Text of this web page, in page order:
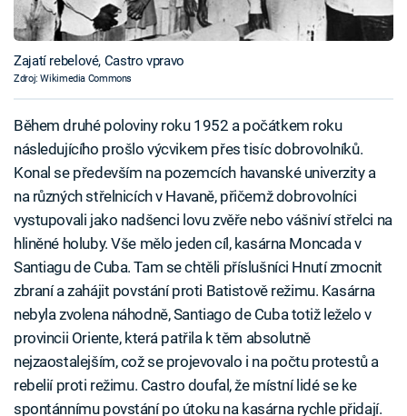
Zajatí rebelové, Castro vpravo
Zdroj: Wikimedia Commons
Během druhé poloviny roku 1952 a počátkem roku
následujícího prošlo výcvikem přes tisíc dobrovolníků.
Konal se především na pozemcích havanské univerzity a
na různých střelnicích v Havaně, přičemž dobrovolníci
vystupovali jako nadšenci lovu zvěře nebo vášniví střelci na
hliněné holuby. Vše mělo jeden cíl, kasárna Moncada v
Santiagu de Cuba. Tam se chtěli příslušníci Hnutí zmocnit
zbraní a zahájit povstání proti Batistově režimu. Kasárna
nebyla zvolena náhodně, Santiago de Cuba totiž leželo v
provincii Oriente, která patřila k těm absolutně
nejzaostalejším, což se projevovalo i na počtu protestů a
rebelií proti režimu. Castro doufal, že místní lidé se ke
spontánnímu povstání po útoku na kasárna rychle přidají.